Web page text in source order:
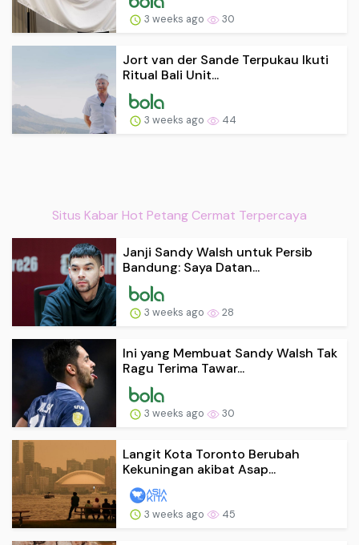
3 weeks ago 30
Jort van der Sande Terpukau Ikuti
Ritual Bali Unit...
3 weeks ago 44
Situs Kabar Hot Petang Cermat Terpercaya
Janji Sandy Walsh untuk Persib
Bandung: Saya Datan...
3 weeks ago 28
Ini yang Membuat Sandy Walsh Tak
Ragu Terima Tawar...
3 weeks ago 30
Langit Kota Toronto Berubah
Kekuningan akibat Asap...
3 weeks ago 45